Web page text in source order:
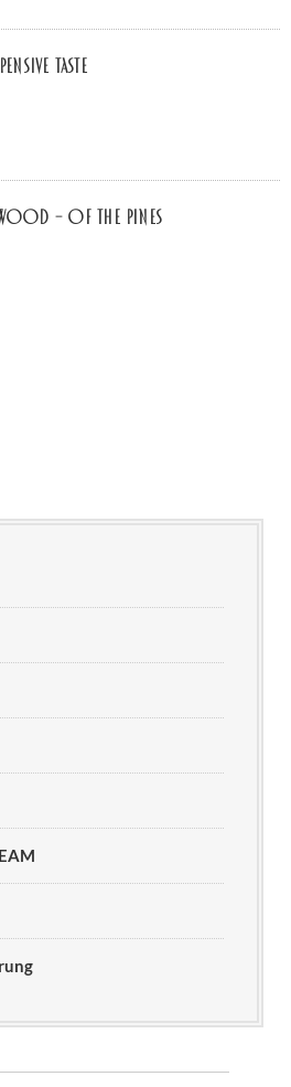
Taste
– of the pines